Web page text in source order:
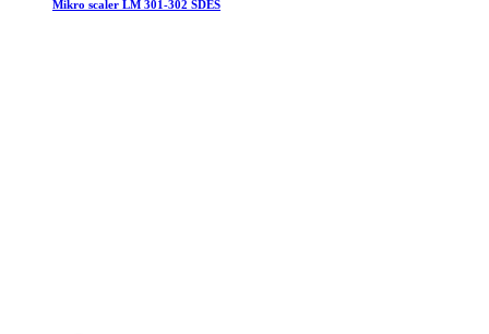
Mikro scaler LM 301-302 SDES